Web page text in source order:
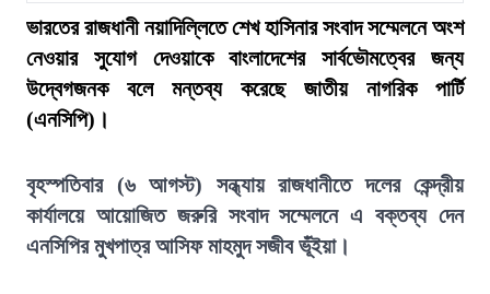
ভারতের রাজধানী নয়াদিল্লিতে শেখ হাসিনার সংবাদ সম্মেলনে অংশ
নেওয়ার সুযোগ দেওয়াকে বাংলাদেশের সার্বভৌমত্বের জন্য
উদ্বেগজনক বলে মন্তব্য করেছে জাতীয় নাগরিক পার্টি
(এনসিপি)।
বৃহস্পতিবার (৬ আগস্ট) সন্ধ্যায় রাজধানীতে দলের কেন্দ্রীয়
কার্যালয়ে আয়োজিত জরুরি সংবাদ সম্মেলনে এ বক্তব্য দেন
এনসিপির মুখপাত্র আসিফ মাহমুদ সজীব ভূঁইয়া।